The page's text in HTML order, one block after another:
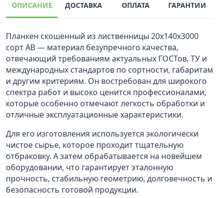
ОПИСАНИЕ ДОСТАВКА ОПЛАТА ГАРАНТИИ
Планкен скошенный из лиственницы 20x140х3000
сорт АВ — материал безупречного качества,
отвечающий требованиям актуальных ГОСТов, ТУ и
международных стандартов по сортности, габаритам
и другим критериям. Он востребован для широкого
спектра работ и высоко ценится профессионалами,
которые особенно отмечают легкость обработки и
отличные эксплуатационные характеристики.
Для его изготовления используется экологически
чистое сырье, которое проходит тщательную
отбраковку. А затем обрабатывается на новейшем
оборудовании, что гарантирует эталонную
прочность, стабильную геометрию, долговечность и
безопасность готовой продукции.